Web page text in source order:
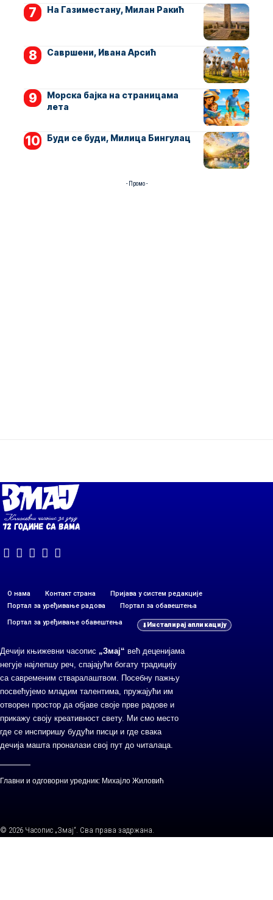
На Газиместану, Милан Ракић
Савршени, Ивана Арсић
Морска бајка на страницама
лета
Буди се буди, Милица Бингулац
- Промо -
О нама Контакт страна
Пријава у систем редакције
Портал за уређивање радова
Портал за обавештења
Портал за уређивање обавештења Инсталирај апликацију
Дечији књижевни часопис „Змај“ већ деценијама
негује најлепшу реч, спајајући богату традицију
са савременим стваралаштвом. Посебну пажњу
посвећујемо младим талентима, пружајући им
отворен простор да објаве своје прве радове и
прикажу своју креативност свету. Ми смо место
где се инспиришу будући писци и где свака
дечија машта проналази свој пут до читалаца.
Главни и одговорни уредник: Михајло Жиловић
© 2026 Часопис „Змај“. Сва права задржана.